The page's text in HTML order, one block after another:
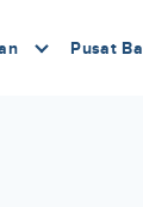
Pusat